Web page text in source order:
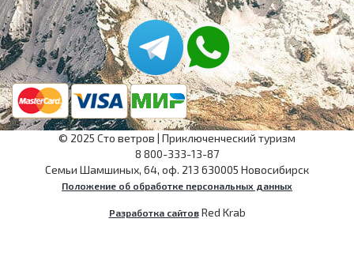
© 2025 Сто ветров | Приключенческий туризм
8 800-333-13-87
Семьи Шамшиных, 64, оф. 213 630005 Новосибирск
Положение об обработке персональных данных
Разработка сайтовRed Krab